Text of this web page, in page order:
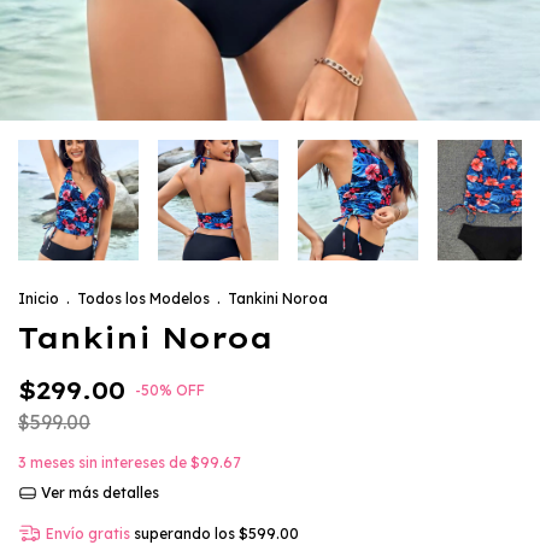
Inicio . Todos los Modelos . Tankini Noroa
Tankini Noroa
$299.00 -50% OFF
$599.00
3 meses sin intereses de $99.67
Ver más detalles
Envío gratis superando los $599.00